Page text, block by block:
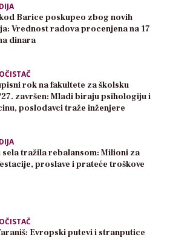
Barice poskupeo zbog novih
Vrednost radova procenjena na 17
dinara
rok na fakultete za školsku
završen: Mladi biraju psihologiju i
poslodavci traže inženjere
sela tražila rebalansom: Milioni za
proslave i prateće troškove
Evropski putevi i stranputice